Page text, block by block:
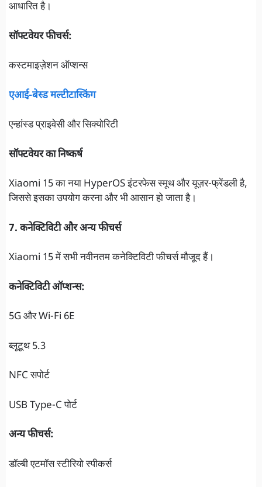
आधारित है।
सॉफ्टवेयर फीचर्स:
कस्टमाइज़ेशन ऑप्शन्स
एआई-बेस्ड मल्टीटास्किंग
एन्हांस्ड प्राइवेसी और सिक्योरिटी
सॉफ्टवेयर का निष्कर्ष
Xiaomi 15 का नया HyperOS इंटरफेस स्मूथ और यूज़र-फ्रेंडली है,
जिससे इसका उपयोग करना और भी आसान हो जाता है।
7. कनेक्टिविटी और अन्य फीचर्स
Xiaomi 15 में सभी नवीनतम कनेक्टिविटी फीचर्स मौजूद हैं।
कनेक्टिविटी ऑप्शन्स:
5G और Wi-Fi 6E
ब्लूटूथ 5.3
NFC सपोर्ट
USB Type-C पोर्ट
अन्य फीचर्स:
डॉल्बी एटमॉस स्टीरियो स्पीकर्स